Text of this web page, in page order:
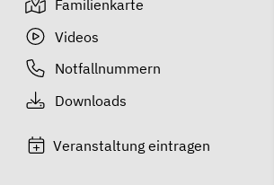
Familienkarte
Videos
Notfallnummern
Downloads
Veranstaltung eintragen